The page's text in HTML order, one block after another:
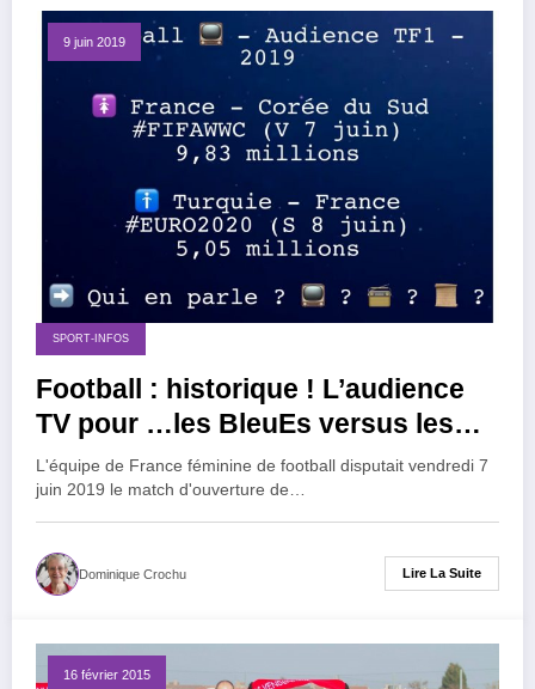
9 juin 2019
SPORT-INFOS
Football : historique ! L’audience
TV pour …les BleuEs versus les
Bleus !
L'équipe de France féminine de football disputait vendredi 7
juin 2019 le match d'ouverture de…
Dominique Crochu Lire La Suite
16 février 2015